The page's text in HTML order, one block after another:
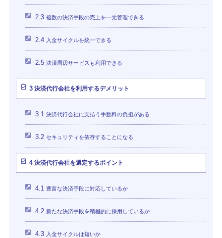
2.3 複数の決済手段の売上を一元管理できる
2.4 入金サイクルを統一できる
2.5 決済周辺サービスも利用できる
3決済代行会社を利用するデメリット
3.1 決済代行会社に支払う手数料の負担がある
3.2 セキュリティを依存することになる
4決済代行会社を選定するポイント
4.1 豊富な決済手段に対応しているか
4.2 新たな決済手段を積極的に採用しているか
4.3 入金サイクルは短いか